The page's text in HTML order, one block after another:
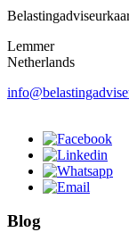
Lemmer
Netherlands
Blog